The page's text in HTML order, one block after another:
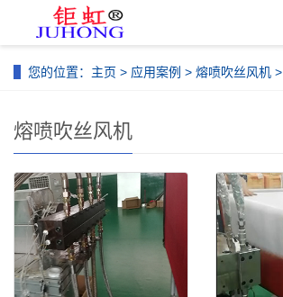
您的位置： 主页 > 应用案例 > 熔喷吹丝风机 >
熔喷吹丝风机